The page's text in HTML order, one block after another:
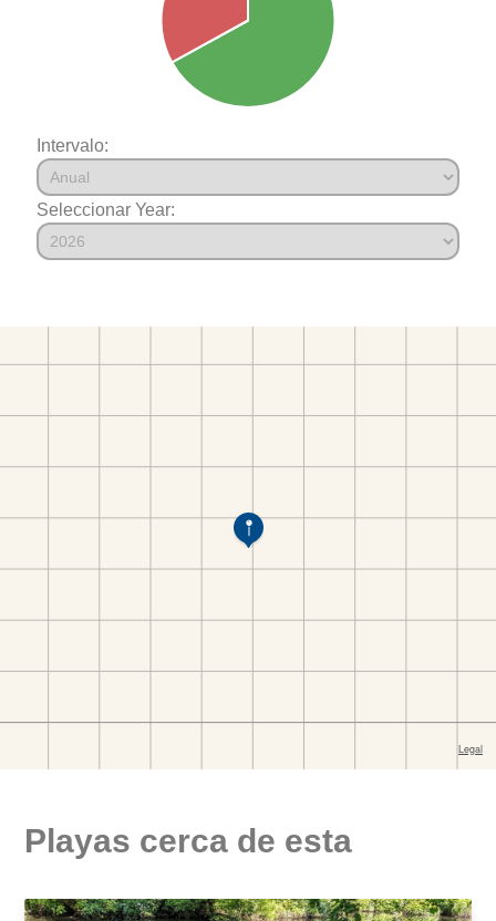
Intervalo:
Seleccionar Year:
Playas cerca de esta